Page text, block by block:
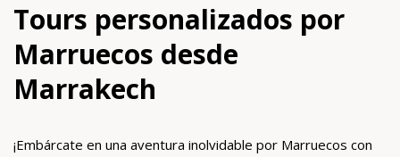
Tours personalizados por
Marruecos desde
Marrakech
¡Embárcate en una aventura inolvidable por Marruecos con